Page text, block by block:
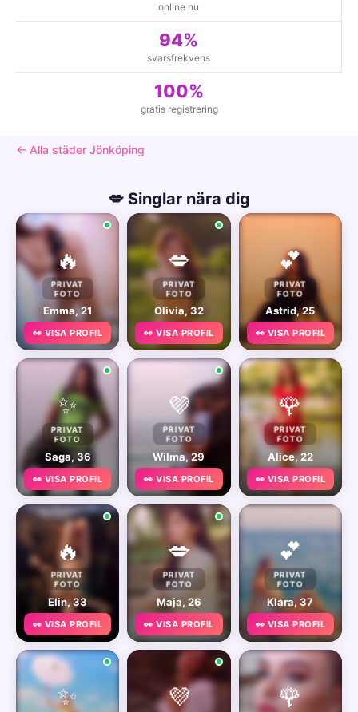
online nu
94%
svarsfrekvens
100%
gratis registrering
← Alla städer Jönköping
💋 Singlar nära dig
🔥
PRIVAT
FOTO
Emma, 21
👀 VISA PROFIL
💋
PRIVAT
FOTO
Olivia, 32
👀 VISA PROFIL
💕
PRIVAT
FOTO
Astrid, 25
👀 VISA PROFIL
✨
PRIVAT
FOTO
Saga, 36
👀 VISA PROFIL
💜
PRIVAT
FOTO
Wilma, 29
👀 VISA PROFIL
🌹
PRIVAT
FOTO
Alice, 22
👀 VISA PROFIL
🔥
PRIVAT
FOTO
Elin, 33
👀 VISA PROFIL
💋
PRIVAT
FOTO
Maja, 26
👀 VISA PROFIL
💕
PRIVAT
FOTO
Klara, 37
👀 VISA PROFIL
✨ 💜 🌹